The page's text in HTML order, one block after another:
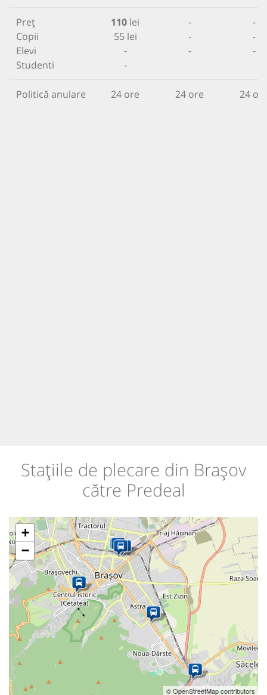
Preț
Copii
Elevi
Studenti
110 lei
55 lei
-
-
-
-
-
-
-
-
Politică anulare 24 ore 24 ore 24
Stațiile de plecare din Brașov
către Predeal
+
−
© OpenStreetMap contributors